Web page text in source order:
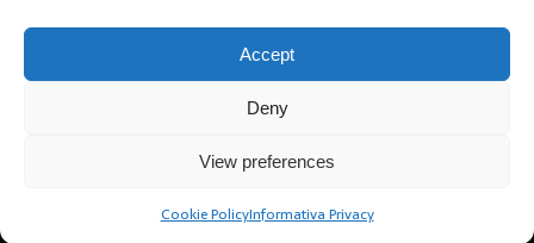
Accept
Deny
View preferences
Cookie PolicyInformativa Privacy
Copyright @2019 | by Crivle